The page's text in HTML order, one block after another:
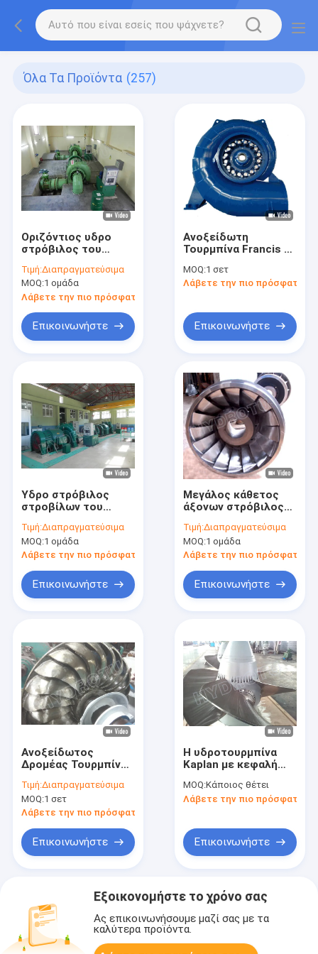
Όλα Τα Προϊόντα (257)
Οριζόντιος υδρο
στρόβιλος του
το μικρό πρόγραμμα
υδρενέργειας
Τιμή:Διαπραγματεύσιμα
MOQ:1 ομάδα
Λάβετε την πιο πρόσφατη τιμή
Επικοινωνήστε
Ανοξείδωτη
Τουρμπίνα Francis με
Κεφαλή για
Οριζόντιες
Άξονα
MOQ:1 σετ
Λάβετε την πιο πρόσφατη
Επικοινωνήστε
Υδρο στρόβιλος
στροβίλων του
αντίδρασης/νερού
του Francis με το
δρομέα
Τιμή:Διαπραγματεύσιμα
MOQ:1 ομάδα
Λάβετε την πιο πρόσφατη τιμή
Επικοινωνήστε
Μεγάλος κάθετος
άξονων στρόβιλος
Francis υδρο/νερού
του Francis για το
μανομετρικό ύψος
20m σε 300m
Τιμή:Διαπραγματεύσιμα
MOQ:1 ομάδα
Λάβετε την πιο πρόσφατη
Επικοινωνήστε
Ανοξείδωτος
Δρομέας Τουρμπίνας
80m-300m Ύψος
Νερού με
Χωρητικότητα
Τιμή:Διαπραγματεύσιμα
MOQ:1 σετ
Λάβετε την πιο πρόσφατη τιμή
Επικοινωνήστε
Η υδροτουρμπίνα
Kaplan με κεφαλή
λεπίδες από
ανοξείδωτο χάλυβα
MOQ:Κάποιος θέτει
Λάβετε την πιο πρόσφατη
Επικοινωνήστε
Εξοικονομήστε το χρόνο σας
Ας επικοινωνήσουμε μαζί σας με τα
καλύτερα προϊόντα.